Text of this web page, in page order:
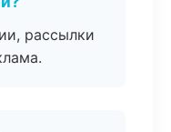
рассылки